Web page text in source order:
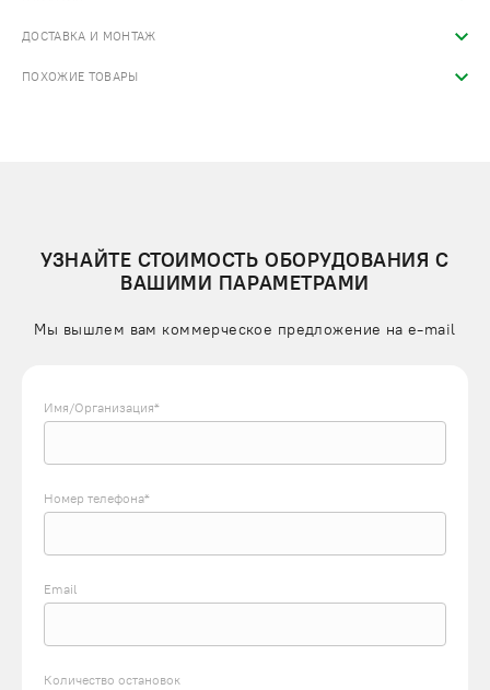
ДОСТАВКА И МОНТАЖ
ПОХОЖИЕ ТОВАРЫ
УЗНАЙТЕ СТОИМОСТЬ ОБОРУДОВАНИЯ С
ВАШИМИ ПАРАМЕТРАМИ
Мы вышлем вам коммерческое предложение на e-mail
Имя/Организация*
Номер телефона*
Email
Количество остановок